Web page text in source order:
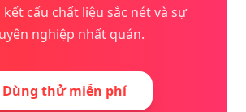
kết cấu chất liệu sắc nét và sự
nghiệp nhất quán.
Dùng thử miễn phí